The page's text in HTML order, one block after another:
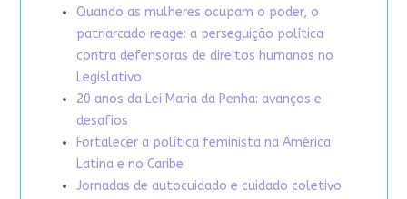
Quando as mulheres ocupam o poder, o
patriarcado reage: a perseguição política
contra defensoras de direitos humanos no
Legislativo
20 anos da Lei Maria da Penha: avanços e
desafios
Fortalecer a política feminista na América
Latina e no Caribe
Jornadas de autocuidado e cuidado coletivo